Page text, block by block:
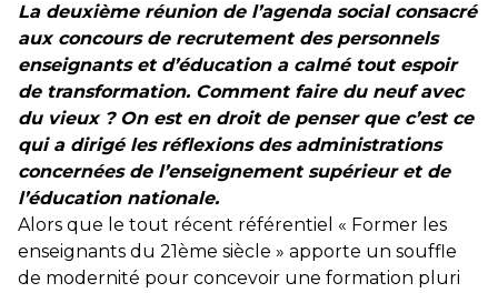
La deuxième réunion de l’agenda social consacré
aux concours de recrutement des personnels
enseignants et d’éducation a calmé tout espoir
de transformation. Comment faire du neuf avec
du vieux ? On est en droit de penser que c’est ce
qui a dirigé les réflexions des administrations
concernées de l’enseignement supérieur et de
l’éducation nationale.
Alors que le tout récent référentiel « Former les
enseignants du 21ème siècle » apporte un souffle
de modernité pour concevoir une formation pluri